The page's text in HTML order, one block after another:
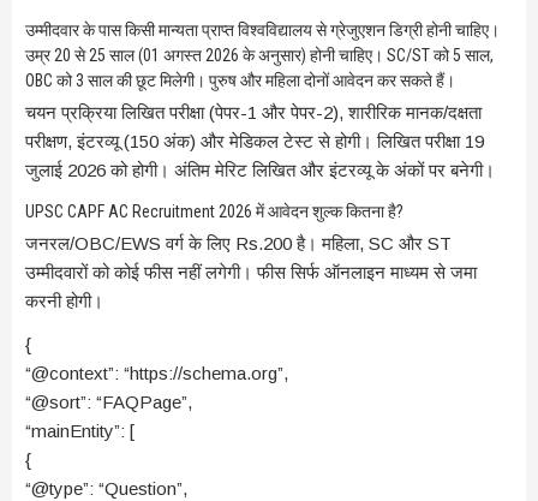
उम्मीदवार के पास किसी मान्यता प्राप्त विश्वविद्यालय से ग्रेजुएशन डिग्री होनी चाहिए।
उम्र 20 से 25 साल (01 अगस्त 2026 के अनुसार) होनी चाहिए। SC/ST को 5 साल,
OBC को 3 साल की छूट मिलेगी। पुरुष और महिला दोनों आवेदन कर सकते हैं।
चयन प्रक्रिया लिखित परीक्षा (पेपर-1 और पेपर-2), शारीरिक मानक/दक्षता
परीक्षण, इंटरव्यू (150 अंक) और मेडिकल टेस्ट से होगी। लिखित परीक्षा 19
जुलाई 2026 को होगी। अंतिम मेरिट लिखित और इंटरव्यू के अंकों पर बनेगी।
UPSC CAPF AC Recruitment 2026 में आवेदन शुल्क कितना है?
जनरल/OBC/EWS वर्ग के लिए Rs.200 है। महिला, SC और ST
उम्मीदवारों को कोई फीस नहीं लगेगी। फीस सिर्फ ऑनलाइन माध्यम से जमा
करनी होगी।
{
“@context”: “https://schema.org”,
“@sort”: “FAQPage”,
“mainEntity”: [
{
“@type”: “Question”,